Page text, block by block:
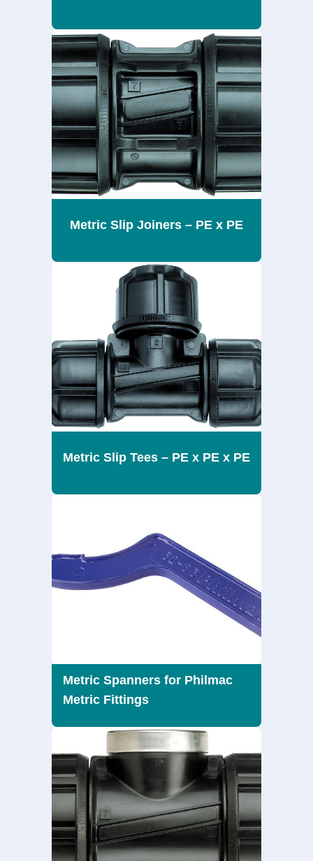
Metric Slip Joiners – PE x PE
Metric Slip Tees – PE x PE x PE
Metric Spanners for Philmac
Metric Fittings